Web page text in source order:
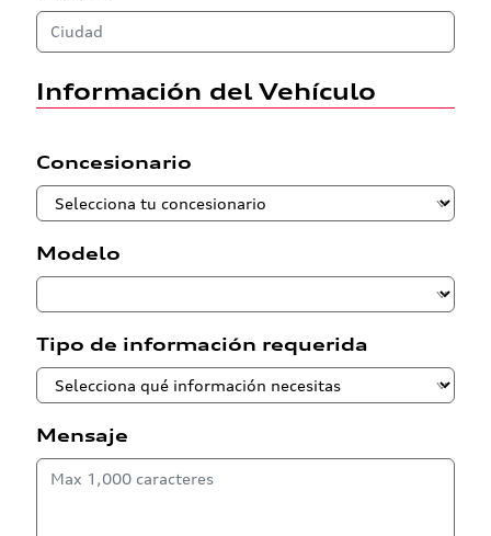
Información del Vehículo
Concesionario
Modelo
Tipo de información requerida
Mensaje